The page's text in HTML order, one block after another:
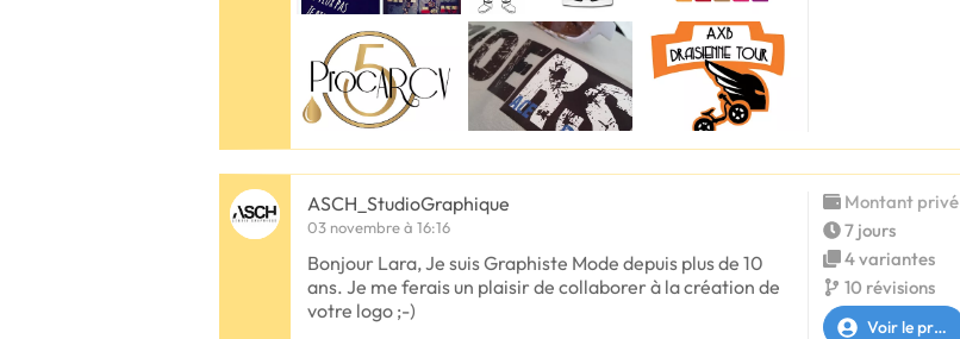
ASCH_StudioGraphique
03 novembre à 16:16
Bonjour Lara, Je suis Graphiste Mode depuis plus de 10
ans. Je me ferais un plaisir de collaborer à la création de
votre logo ;-)
Montant privé
7 jours
4 variantes
10 révisions
Voir le profil